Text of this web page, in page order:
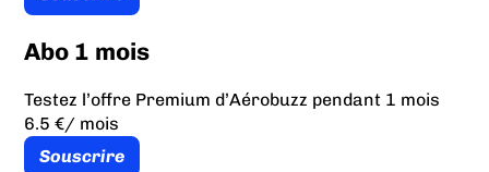
Abo 1 mois
Testez l’offre Premium d’Aérobuzz pendant 1 mois
6.5 €/ mois
Souscrire